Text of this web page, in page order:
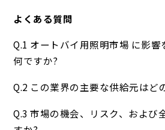
よくある質問
Q.1 オートバイ用照明市場 に影
何ですか?
Q.2 この業界の主要な供給元はど
Q.3 市場の機会、リスク、および